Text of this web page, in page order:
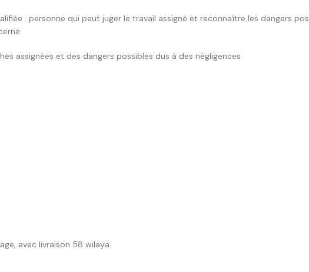
: personne qui peut juger le travail assigné et reconnaître les dangers
assignées et des dangers possibles dus à des négligences
avec livraison 58 wilaya.